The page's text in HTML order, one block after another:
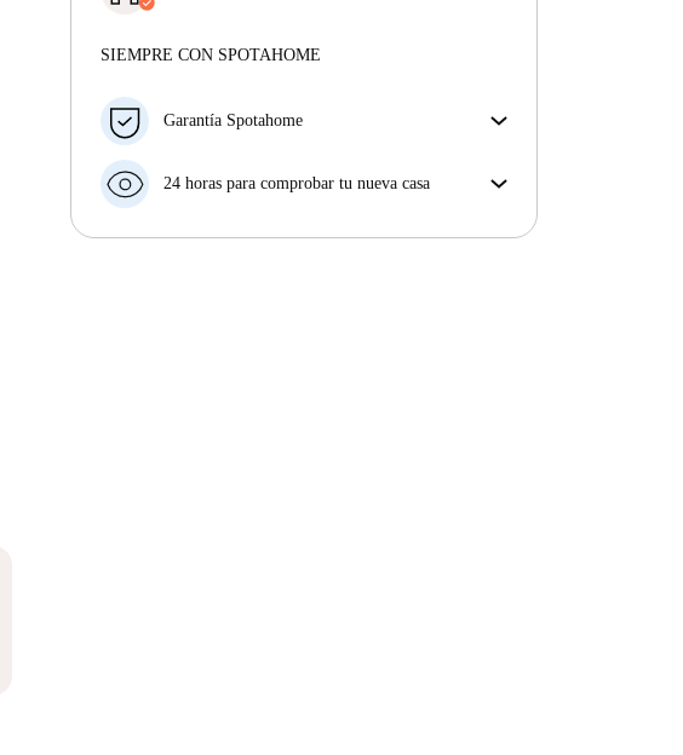
para una experiencia de alquiler sin complicaciones.
Más sobre este arrendador
SIEMPRE CON SPOTAHOME
Garantía Spotahome
horas previas a la fecha de entrada, Spotahome A) te
el hotel hasta que encuentres nueva casa o B) te hará
24 horas para comprobar tu nueva casa